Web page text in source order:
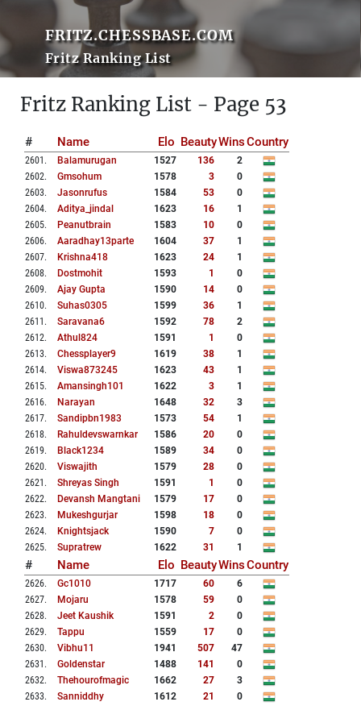
FRITZ.CHESSBASE.COM
Fritz Ranking List
Fritz Ranking List - Page 53
# Name Elo BeautyWinsCountry
2601 . Balamurugan 1527 136
2
2602. Gmsohum 1578 3
0
2603. Jasonrufus 1584 53
0
2604. Aditya_jindal 1623 16
1
2605. Peanutbrain 1583 10
0
2606. Aaradhay13parte 1604 37
1
2607. Krishna418 1623 24
1
2608. Dostmohit 1593 1
0
2609. Ajay Gupta 1590 14
0
2610. Suhas0305 1599 36
1
2611 . Saravana6 1592 78
2
2612. Athul824 1591 1
0
2613. Chessplayer9 1619 38
1
2614. Viswa873245 1623 43
1
2615. Amansingh101 1622 3
1
2616. Narayan 1648 32
3
2617. Sandipbn1983 1573 54
1
2618. Rahuldevswarnkar 1586 20
0
2619. Black1234 1589 34
0
2620. Viswajith 1579 28
0
2621 . Shreyas Singh 1591 1
0
2622. Devansh Mangtani 1579 17
0
2623. Mukeshgurjar 1598 18
0
2624. Knightsjack 1590 7
0
2625. Supratrew 1622 31 1
# Name Elo BeautyWinsCountry
2626. Gc1010 1717 60
6
2627. Mojaru 1578 59
0
2628. Jeet Kaushik 1591 2
0
2629. Tappu 1559 17
0
2630. Vibhu11 1941 507
47
2631 . Goldenstar 1488 141
0
2632. Thehourofmagic 1662 27
3
2633. Sanniddhy 1612 21 0